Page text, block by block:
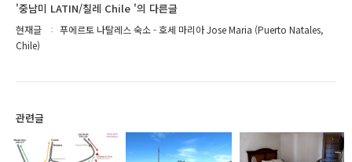
'중남미 LATIN/칠레 Chile '의 다른글
현재글
푸에르토 나탈레스 숙소 - 호세 마리아 Jose Maria (Puerto Natales,
Chile)
관련글